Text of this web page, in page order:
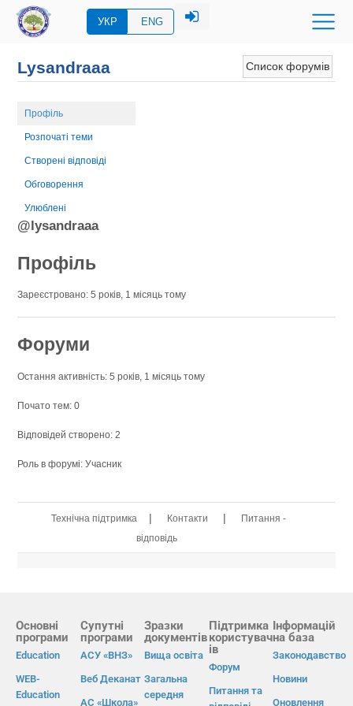
УКР ENG
Список форумів
Lysandraaa
Профіль
Розпочаті теми
Створені відповіді
Обговорення
Улюблені
@lysandraaa
Профіль
Зареєстровано: 5 років, 1 місяць тому
Форуми
Остання активність: 5 років, 1 місяць тому
Почато тем: 0
Відповідей створено: 2
Роль в форумі: Учасник
Технічна підтримка | Контакти |
Питання -
відповідь
Основні
програми
Education
WEB-
Education
Супутні
програми
АСУ «ВНЗ»
Веб Деканат
АС «Школа»
Зразки
документів
Вища освіта
Загальна
середня
Підтримка
користувач
ів
Форум
Питання та
Інформацій
на база
Законодавство
Новини
Оновлення